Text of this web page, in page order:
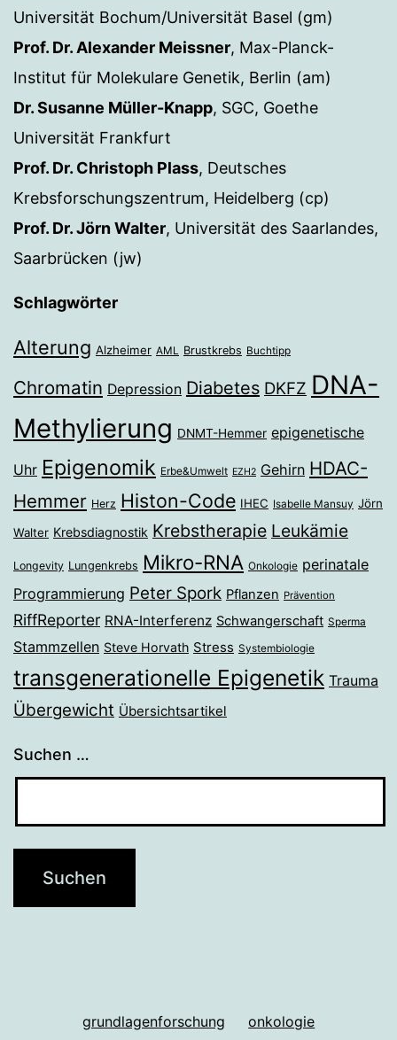
Universität Bochum/Universität Basel (gm)
Prof. Dr. Alexander Meissner, Max-Planck-
Institut für Molekulare Genetik, Berlin (am)
Dr. Susanne Müller-Knapp, SGC, Goethe
Universität Frankfurt
Prof. Dr. Christoph Plass, Deutsches
Krebsforschungszentrum, Heidelberg (cp)
Prof. Dr. Jörn Walter, Universität des Saarlandes,
Saarbrücken (jw)
Schlagwörter
Alterung Alzheimer AML Brustkrebs Buchtipp
Chromatin Depression Diabetes DKFZ DNA-
Methylierung DNMT-Hemmer epigenetische
Uhr Epigenomik Erbe&Umwelt EZH2 Gehirn HDAC-
Hemmer Herz Histon-Code IHEC Isabelle Mansuy Jörn
Walter Krebsdiagnostik Krebstherapie Leukämie
Longevity Lungenkrebs Mikro-RNA Onkologie perinatale
Programmierung Peter Spork Pflanzen Prävention
RiffReporter RNA-Interferenz Schwangerschaft Sperma
Stammzellen Steve Horvath Stress Systembiologie
transgenerationelle Epigenetik Trauma
Übergewicht Übersichtsartikel
Suchen …
grundlagenforschung onkologie